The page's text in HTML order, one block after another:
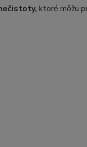
ktoré môžu